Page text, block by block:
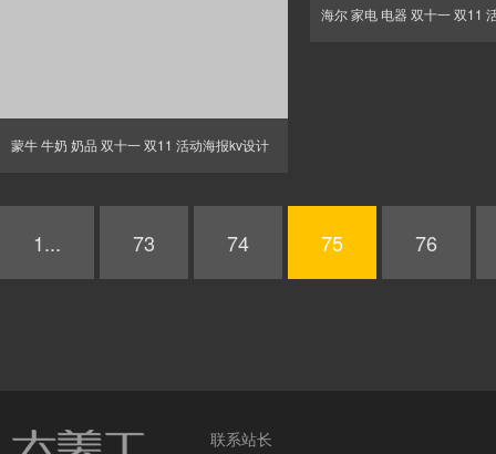
海尔 家电 电器 双十一 双11
蒙牛 牛奶 奶品 双十一 双11 活动海报kv设计
1... 73 74 75 76
联系站长